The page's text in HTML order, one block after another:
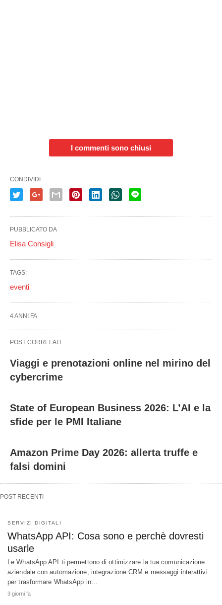
I commenti sono chiusi
CONDIVIDI
PUBBLICATO DA
Elisa Consigli
TAGS:
eventi
4 ANNI FA
POST CORRELATI
Viaggi e prenotazioni online nel mirino del
cybercrime
State of European Business 2026: L’AI e la
sfide per le PMI Italiane
Amazon Prime Day 2026: allerta truffe e
falsi domini
POST RECENTI
SERVIZI DIGITALI
WhatsApp API: Cosa sono e perchè dovresti
usarle
Le WhatsApp API ti permettono di ottimizzare la tua comunicazione
aziendale con automazione, integrazione CRM e messaggi interattivi
per trasformare WhatsApp in…
3 giorni fa